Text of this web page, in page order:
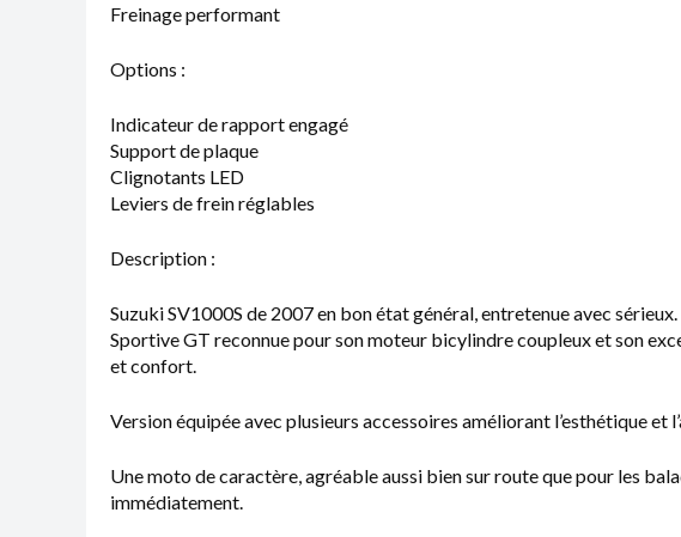
Freinage performant
Options :
Indicateur de rapport engagé
Support de plaque
Clignotants LED
Leviers de frein réglables
Description :
Suzuki SV1000S de 2007 en bon état général, entretenue avec sérieux.
Sportive GT reconnue pour son moteur bicylindre coupleux et son
et confort.
Version équipée avec plusieurs accessoires améliorant l’esthétique et
Une moto de caractère, agréable aussi bien sur route que pour les
immédiatement.